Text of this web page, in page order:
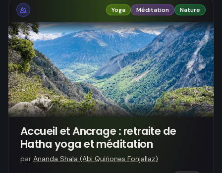
Yoga Méditation Nature
Accueil et Ancrage : retraite de
Hatha yoga et méditation
par Ananda Shala (Abi Quiñones Fonjallaz)